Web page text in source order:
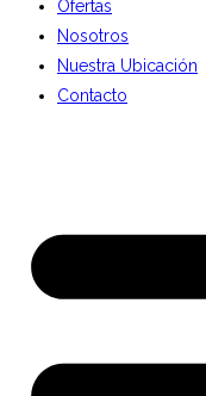
Ofertas
Nosotros
Nuestra Ubicación
Contacto